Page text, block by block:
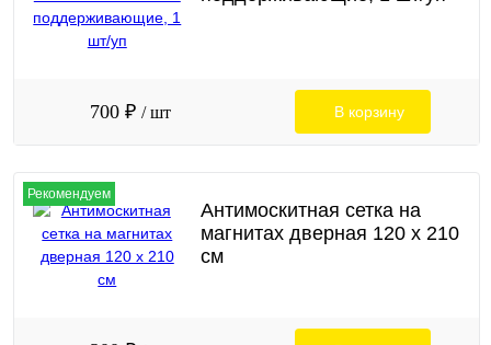
700 ₽ / шт В корзину
Рекомендуем
Антимоскитная сетка на
магнитах дверная 120 х 210
см